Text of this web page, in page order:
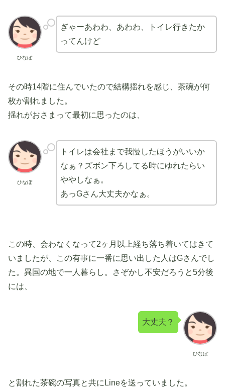
ひなぼ
ぎゃーあわわ、あわわ、トイレ行きたか
ってんけど
その時14階に住んでいたので結構揺れを感じ、茶碗が何
枚か割れました。
揺れがおさまって最初に思ったのは、
ひなぼ
トイレは会社まで我慢したほうがいいか
なぁ？ズボン下ろしてる時にゆれたらい
ややしなぁ。
あっGさん大丈夫かなぁ。
この時、会わなくなって2ヶ月以上経ち落ち着いてはきて
いましたが、この有事に一番に思い出した人はGさんでし
た。異国の地で一人暮らし。さぞかし不安だろうと5分後
には、
ひなぼ
大丈夫？
と割れた茶碗の写真と共にLineを送っていました。